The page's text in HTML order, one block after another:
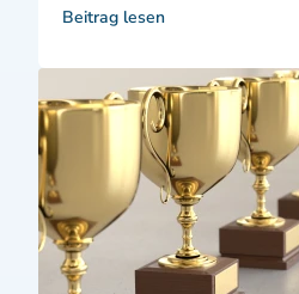
Beitrag lesen